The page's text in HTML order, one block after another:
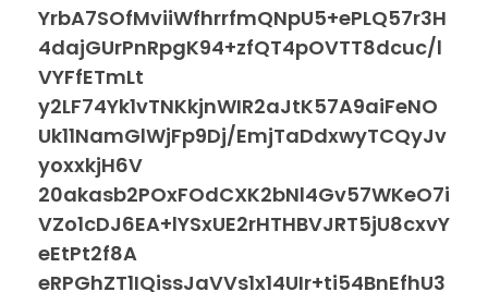
YrbA7SOfMviiWfhrrfmQNpU5+ePLQ57r3H
4dajGUrPnRpgK94+zfQT4pOVTT8dcuc/l
VYFfETmLt
y2LF74Yk1vTNKkjnWIR2aJtK57A9aiFeNO
Uk11NamGlWjFp9Dj/EmjTaDdxwyTCQyJv
yoxxkjH6V
20akasb2POxFOdCXK2bNl4Gv57WKeO7i
VZo1cDJ6EA+lYSxUE2rHTHBVJRT5jU8cxvY
eEtPt2f8A
eRPGhZT1IQissJaVVs1x14UIr+ti54BnEfhU3